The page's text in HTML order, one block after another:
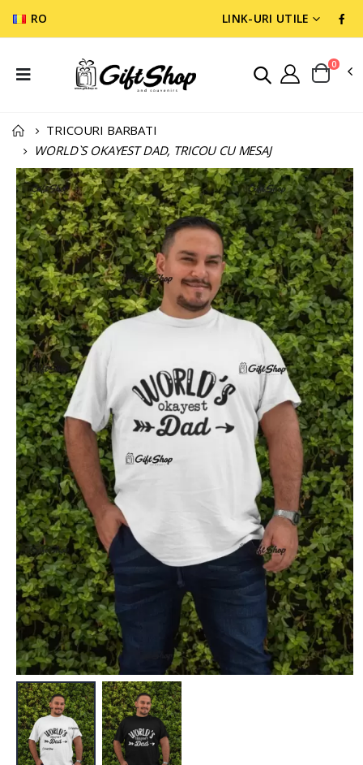
RO LINK-URI UTILE
0
TRICOURI BARBATI
WORLD`S OKAYEST DAD, TRICOU CU MESAJ